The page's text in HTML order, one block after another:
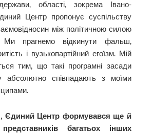
області, зокрема Івано-
Центр пропонує суспільству
між політичною силою
прагнемо відкинути фальш,
і вузькопартійний егоїзм. Мій
тим, що такі програмні засади
абсолютно співпадають з моїми
Єдиний Центр формувався ще й
багатьох інших